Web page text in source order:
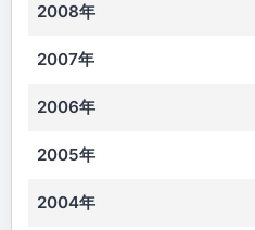
2008年
2007年
2006年
2005年
2004年